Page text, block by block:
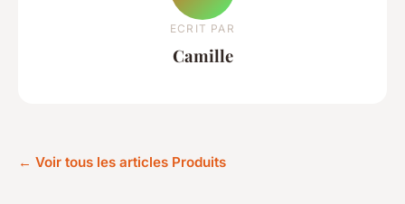
ECRIT PAR
Camille
← Voir tous les articles Produits